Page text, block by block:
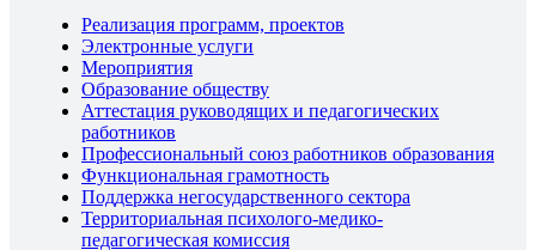
Реализация программ, проектов
Электронные услуги
Мероприятия
Образование обществу
Аттестация руководящих и педагогических
работников
Профессиональный союз работников образования
Функциональная грамотность
Поддержка негосударственного сектора
Территориальная психолого-медико-
педагогическая комиссия